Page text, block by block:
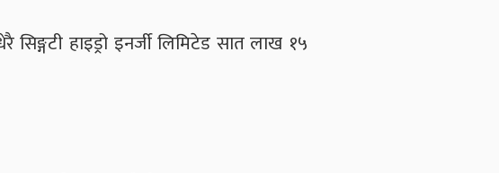
हाइड्रो इनर्जी लिमिटेड सात लाख १५